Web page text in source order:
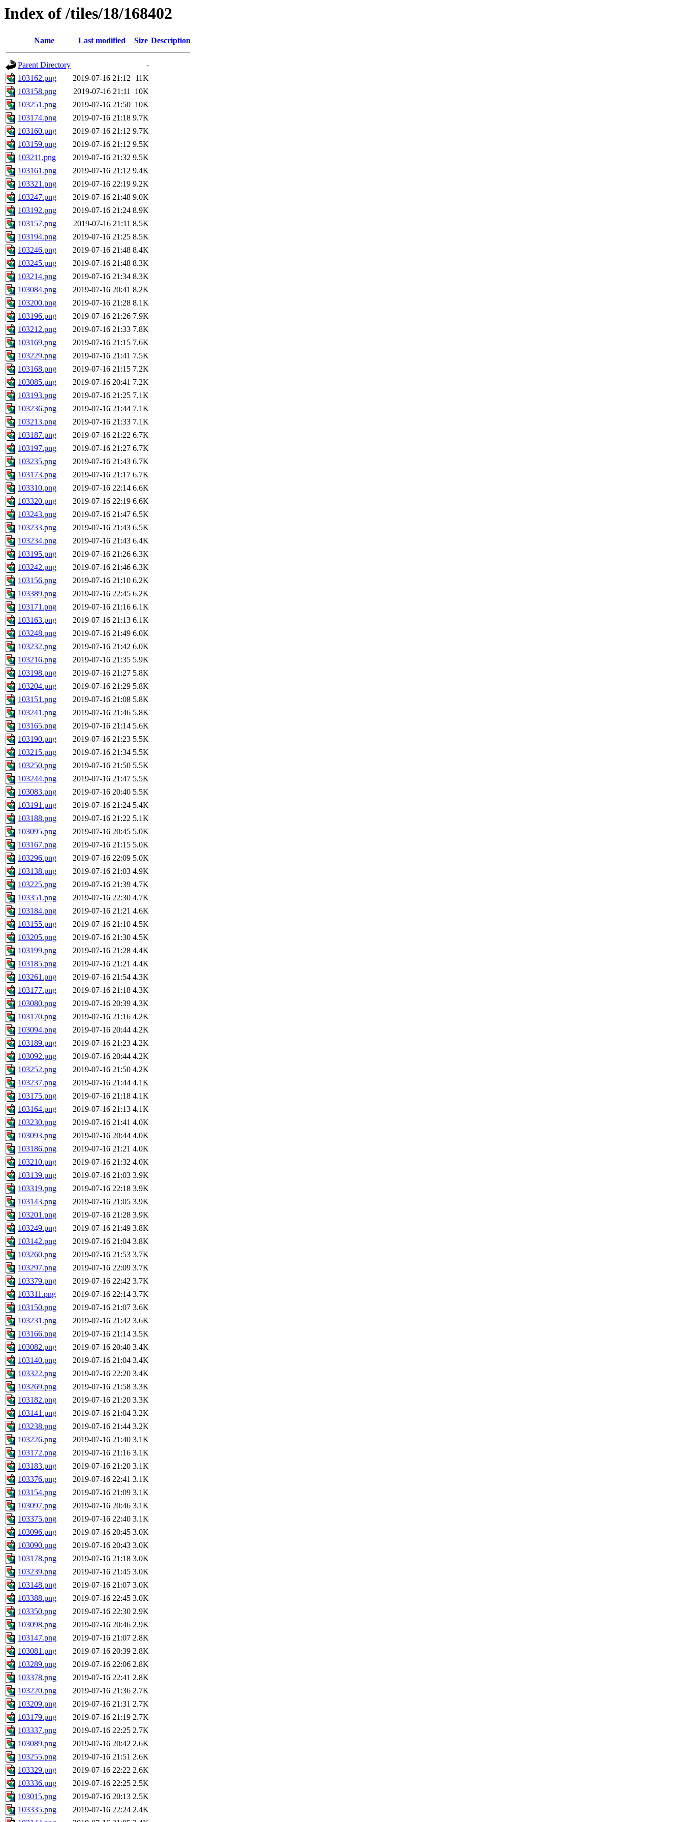
Index of /tiles/18/168402
Name Last modified Size Description
Parent Directory
-
103162.png
2019-07-16 21:12 11K
103158.png
2019-07-16 21:11 10K
103251.png
2019-07-16 21:50 10K
103174.png
2019-07-16 21:18 9.7K
103160.png
2019-07-16 21:12 9.7K
103159.png
2019-07-16 21:12 9.5K
103211.png
2019-07-16 21:32 9.5K
103161.png
2019-07-16 21:12 9.4K
103321.png
2019-07-16 22:19 9.2K
103247.png
2019-07-16 21:48 9.0K
103192.png
2019-07-16 21:24 8.9K
103157.png
2019-07-16 21:11 8.5K
103194.png
2019-07-16 21:25 8.5K
103246.png
2019-07-16 21:48 8.4K
103245.png
2019-07-16 21:48 8.3K
103214.png
2019-07-16 21:34 8.3K
103084.png
2019-07-16 20:41 8.2K
103200.png
2019-07-16 21:28 8.1K
103196.png
2019-07-16 21:26 7.9K
103212.png
2019-07-16 21:33 7.8K
103169.png
2019-07-16 21:15 7.6K
103229.png
2019-07-16 21:41 7.5K
103168.png
2019-07-16 21:15 7.2K
103085.png
2019-07-16 20:41 7.2K
103193.png
2019-07-16 21:25 7.1K
103236.png
2019-07-16 21:44 7.1K
103213.png
2019-07-16 21:33 7.1K
103187.png
2019-07-16 21:22 6.7K
103197.png
2019-07-16 21:27 6.7K
103235.png
2019-07-16 21:43 6.7K
103173.png
2019-07-16 21:17 6.7K
103310.png
2019-07-16 22:14 6.6K
103320.png
2019-07-16 22:19 6.6K
103243.png
2019-07-16 21:47 6.5K
103233.png
2019-07-16 21:43 6.5K
103234.png
2019-07-16 21:43 6.4K
103195.png
2019-07-16 21:26 6.3K
103242.png
2019-07-16 21:46 6.3K
103156.png
2019-07-16 21:10 6.2K
103389.png
2019-07-16 22:45 6.2K
103171.png
2019-07-16 21:16 6.1K
103163.png
2019-07-16 21:13 6.1K
103248.png
2019-07-16 21:49 6.0K
103232.png
2019-07-16 21:42 6.0K
103216.png
2019-07-16 21:35 5.9K
103198.png
2019-07-16 21:27 5.8K
103204.png
2019-07-16 21:29 5.8K
103151.png
2019-07-16 21:08 5.8K
103241.png
2019-07-16 21:46 5.8K
103165.png
2019-07-16 21:14 5.6K
103190.png
2019-07-16 21:23 5.5K
103215.png
2019-07-16 21:34 5.5K
103250.png
2019-07-16 21:50 5.5K
103244.png
2019-07-16 21:47 5.5K
103083.png
2019-07-16 20:40 5.5K
103191.png
2019-07-16 21:24 5.4K
103188.png
2019-07-16 21:22 5.1K
103095.png
2019-07-16 20:45 5.0K
103167.png
2019-07-16 21:15 5.0K
103296.png
2019-07-16 22:09 5.0K
103138.png
2019-07-16 21:03 4.9K
103225.png
2019-07-16 21:39 4.7K
103351.png
2019-07-16 22:30 4.7K
103184.png
2019-07-16 21:21 4.6K
103155.png
2019-07-16 21:10 4.5K
103205.png
2019-07-16 21:30 4.5K
103199.png
2019-07-16 21:28 4.4K
103185.png
2019-07-16 21:21 4.4K
103261.png
2019-07-16 21:54 4.3K
103177.png
2019-07-16 21:18 4.3K
103080.png
2019-07-16 20:39 4.3K
103170.png
2019-07-16 21:16 4.2K
103094.png
2019-07-16 20:44 4.2K
103189.png
2019-07-16 21:23 4.2K
103092.png
2019-07-16 20:44 4.2K
103252.png
2019-07-16 21:50 4.2K
103237.png
2019-07-16 21:44 4.1K
103175.png
2019-07-16 21:18 4.1K
103164.png
2019-07-16 21:13 4.1K
103230.png
2019-07-16 21:41 4.0K
103093.png
2019-07-16 20:44 4.0K
103186.png
2019-07-16 21:21 4.0K
103210.png
2019-07-16 21:32 4.0K
103139.png
2019-07-16 21:03 3.9K
103319.png
2019-07-16 22:18 3.9K
103143.png
2019-07-16 21:05 3.9K
103201.png
2019-07-16 21:28 3.9K
103249.png
2019-07-16 21:49 3.8K
103142.png
2019-07-16 21:04 3.8K
103260.png
2019-07-16 21:53 3.7K
103297.png
2019-07-16 22:09 3.7K
103379.png
2019-07-16 22:42 3.7K
103311.png
2019-07-16 22:14 3.7K
103150.png
2019-07-16 21:07 3.6K
103231.png
2019-07-16 21:42 3.6K
103166.png
2019-07-16 21:14 3.5K
103082.png
2019-07-16 20:40 3.4K
103140.png
2019-07-16 21:04 3.4K
103322.png
2019-07-16 22:20 3.4K
103269.png
2019-07-16 21:58 3.3K
103182.png
2019-07-16 21:20 3.3K
103141.png
2019-07-16 21:04 3.2K
103238.png
2019-07-16 21:44 3.2K
103226.png
2019-07-16 21:40 3.1K
103172.png
2019-07-16 21:16 3.1K
103183.png
2019-07-16 21:20 3.1K
103376.png
2019-07-16 22:41 3.1K
103154.png
2019-07-16 21:09 3.1K
103097.png
2019-07-16 20:46 3.1K
103375.png
2019-07-16 22:40 3.1K
103096.png
2019-07-16 20:45 3.0K
103090.png
2019-07-16 20:43 3.0K
103178.png
2019-07-16 21:18 3.0K
103239.png
2019-07-16 21:45 3.0K
103148.png
2019-07-16 21:07 3.0K
103388.png
2019-07-16 22:45 3.0K
103350.png
2019-07-16 22:30 2.9K
103098.png
2019-07-16 20:46 2.9K
103147.png
2019-07-16 21:07 2.8K
103081.png
2019-07-16 20:39 2.8K
103289.png
2019-07-16 22:06 2.8K
103378.png
2019-07-16 22:41 2.8K
103220.png
2019-07-16 21:36 2.7K
103209.png
2019-07-16 21:31 2.7K
103179.png
2019-07-16 21:19 2.7K
103337.png
2019-07-16 22:25 2.7K
103089.png
2019-07-16 20:42 2.6K
103255.png
2019-07-16 21:51 2.6K
103329.png
2019-07-16 22:22 2.6K
103336.png
2019-07-16 22:25 2.5K
103015.png
2019-07-16 20:13 2.5K
103335.png
2019-07-16 22:24 2.4K